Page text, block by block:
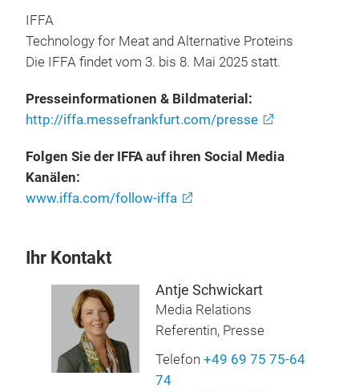
IFFA
Technology for Meat and Alternative Proteins
Die IFFA findet vom 3. bis 8. Mai 2025 statt.
Presseinformationen & Bildmaterial:
http://iffa.messefrankfurt.com/presse
Folgen Sie der IFFA auf ihren Social Media
Kanälen:
www.iffa.com/follow-iffa
Ihr Kontakt
Antje Schwickart
Media Relations
Referentin, Presse
Telefon +49 69 75 75-64
74